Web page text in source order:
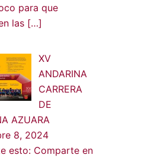
para que
las […]
XV
ANDARINA
CARRERA
DE
AZUARA
8, 2024
esto: Comparte en